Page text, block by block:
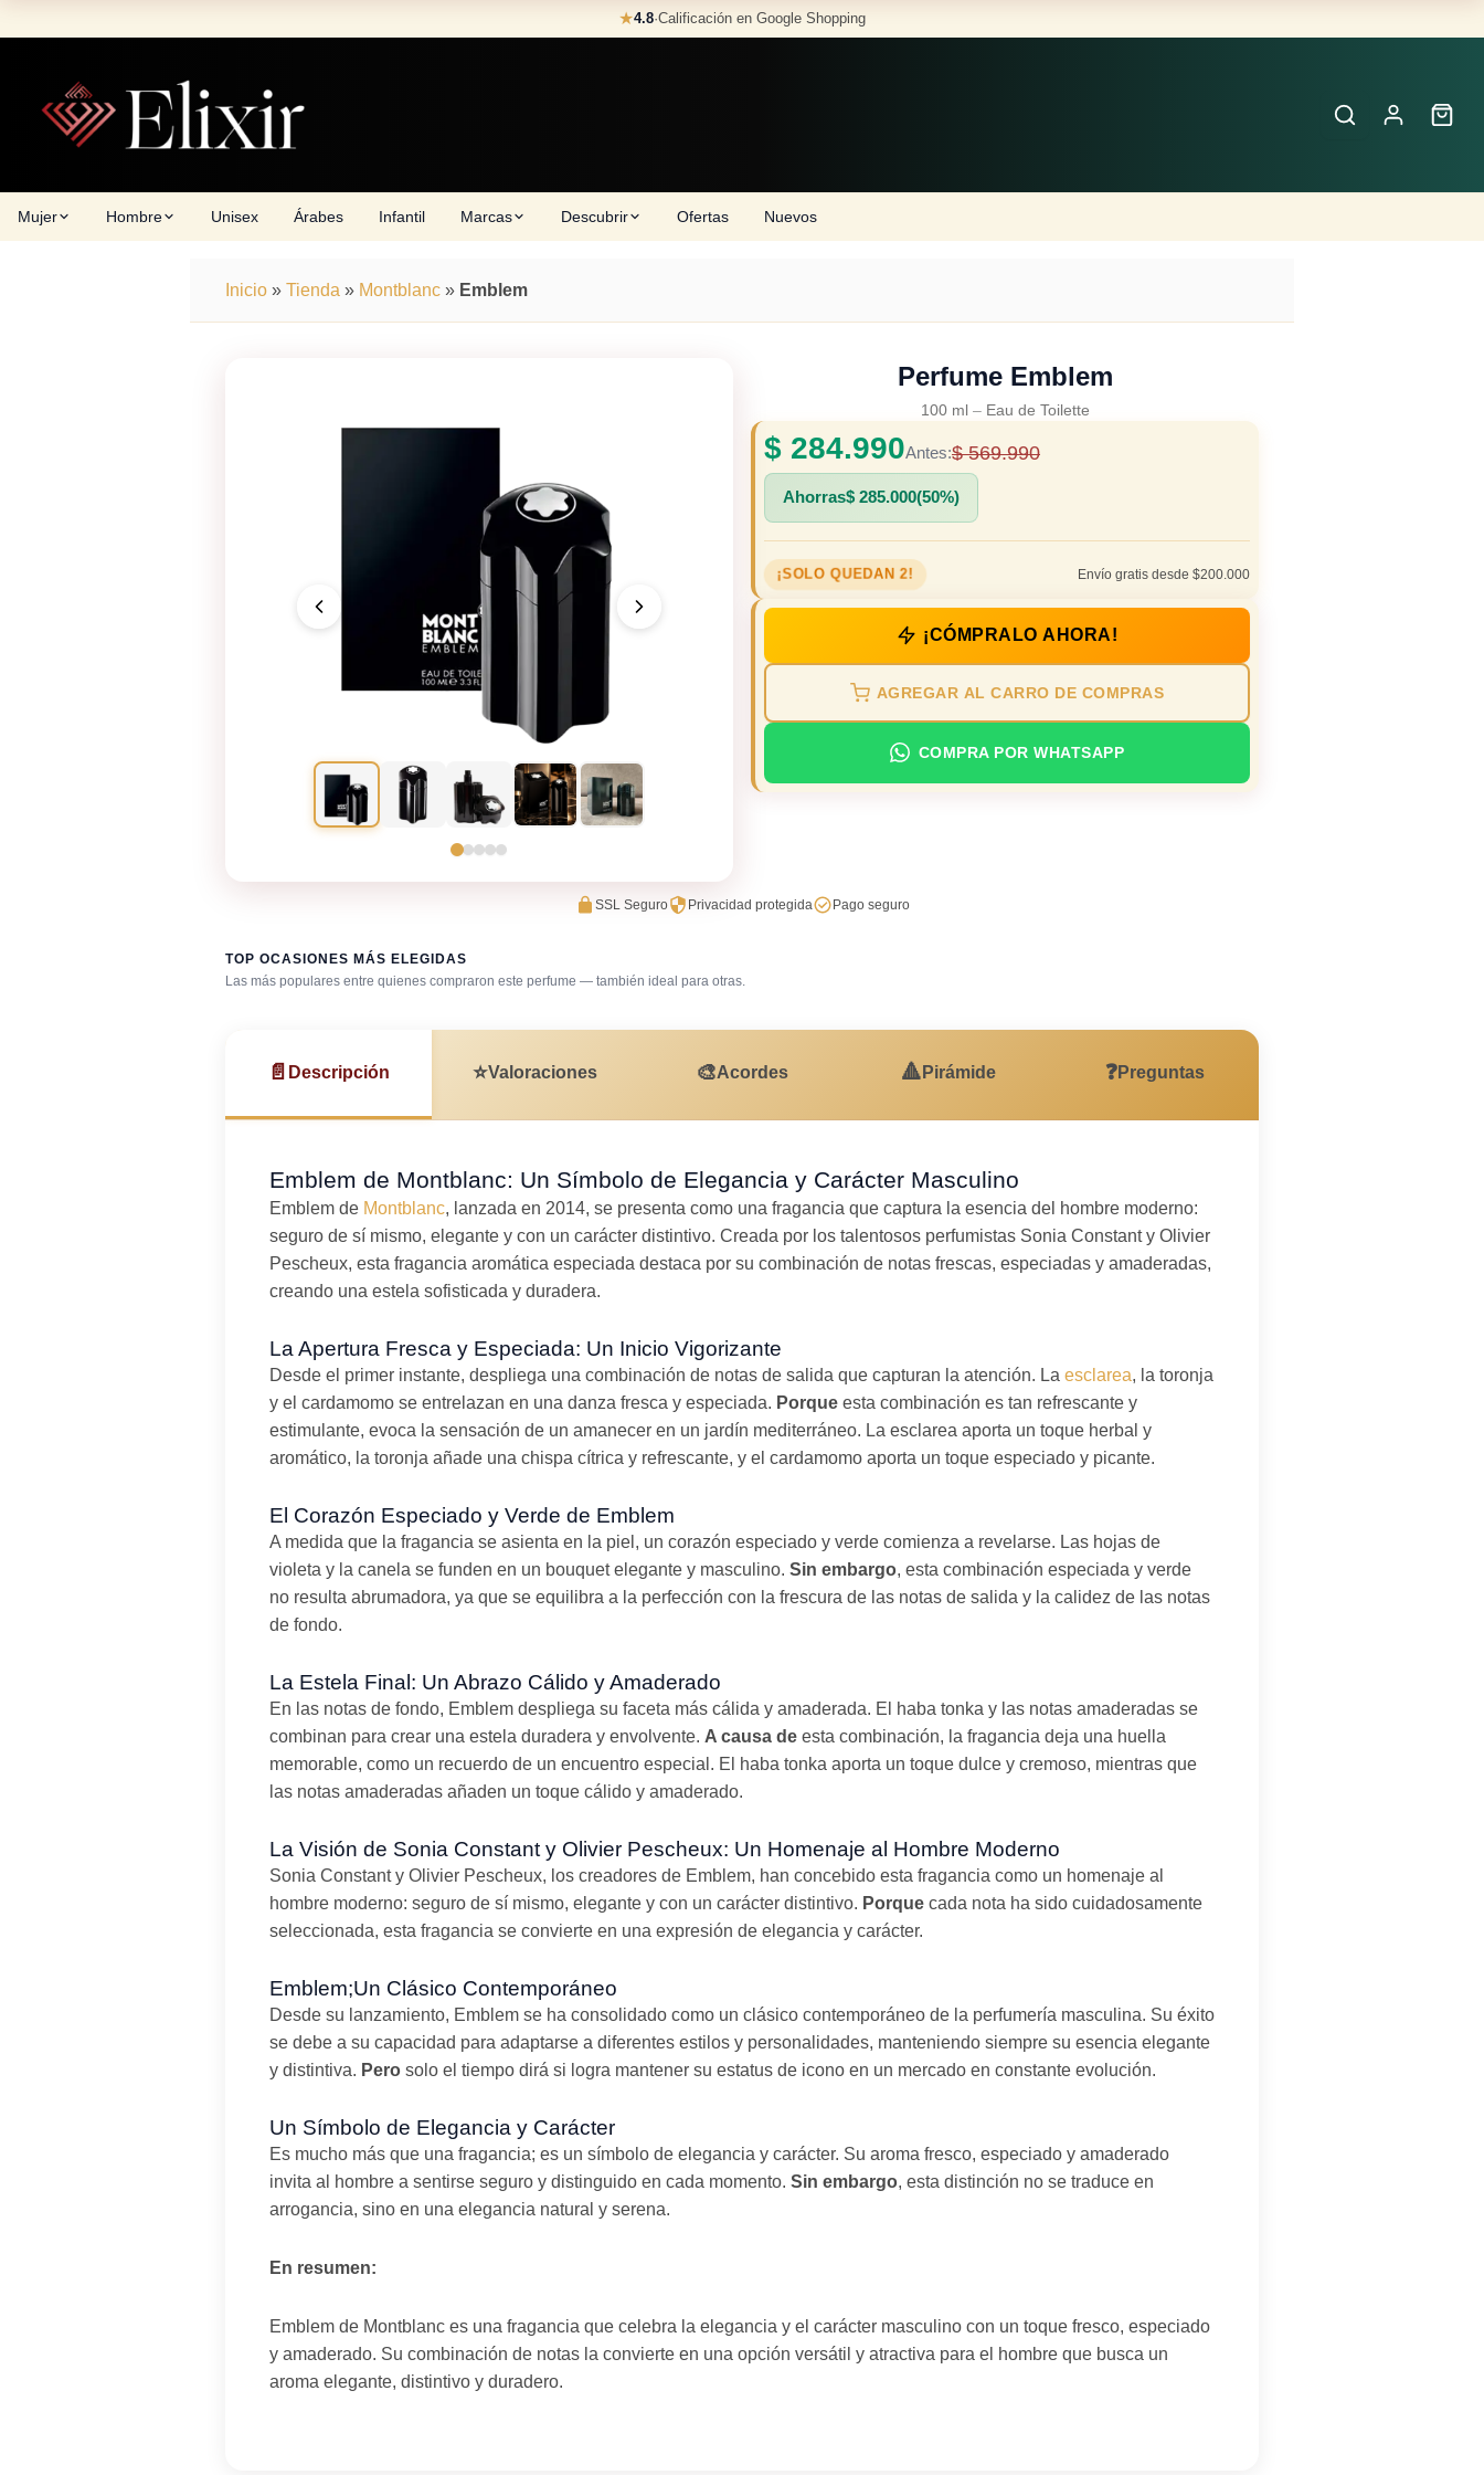
to
★4.8·Calificación en Google Shopping
Mujer Hombre Unisex Árabes Infantil Marcas Descubrir Ofertas Nuevos
Inicio » Tienda » Montblanc » Emblem
Perfume Emblem
100 ml – Eau de Toilette
$ 284.990Antes:$569.990
Ahorras$ 285.000(50%)
¡SOLO QUEDAN 2! Envío gratis desde $200.000
¡CÓMPRALO AHORA!
AGREGAR AL CARRO DE COMPRAS
COMPRA POR WHATSAPP
SSL Seguro Privacidad protegida Pago seguro
TOP OCASIONES MÁS ELEGIDAS
Las más populares entre quienes compraron este perfume — también ideal para otras.
Cena romántica Trabajo en oficina
📄 Descripción ⭐Valoraciones 🎨Acordes 🔺 Pirámide ❓Preguntas
Emblem de Montblanc: Un Símbolo de Elegancia y Carácter Masculino
Emblem de Montblanc, lanzada en 2014, se presenta como una fragancia que captura la esencia del hombre moderno:
seguro de sí mismo, elegante y con un carácter distintivo. Creada por los talentosos perfumistas Sonia Constant y Olivier
Pescheux, esta fragancia aromática especiada destaca por su combinación de notas frescas, especiadas y amaderadas,
creando una estela sofisticada y duradera.
La Apertura Fresca y Especiada: Un Inicio Vigorizante
Desde el primer instante, despliega una combinación de notas de salida que capturan la atención. La esclarea, la toronja
y el cardamomo se entrelazan en una danza fresca y especiada. Porque esta combinación es tan refrescante y
estimulante, evoca la sensación de un amanecer en un jardín mediterráneo. La esclarea aporta un toque herbal y
aromático, la toronja añade una chispa cítrica y refrescante, y el cardamomo aporta un toque especiado y picante.
El Corazón Especiado y Verde de Emblem
A medida que la fragancia se asienta en la piel, un corazón especiado y verde comienza a revelarse. Las hojas de
violeta y la canela se funden en un bouquet elegante y masculino. Sin embargo, esta combinación especiada y verde
no resulta abrumadora, ya que se equilibra a la perfección con la frescura de las notas de salida y la calidez de las notas
de fondo.
La Estela Final: Un Abrazo Cálido y Amaderado
En las notas de fondo, Emblem despliega su faceta más cálida y amaderada. El haba tonka y las notas amaderadas se
combinan para crear una estela duradera y envolvente. A causa de esta combinación, la fragancia deja una huella
memorable, como un recuerdo de un encuentro especial. El haba tonka aporta un toque dulce y cremoso, mientras que
las notas amaderadas añaden un toque cálido y amaderado.
La Visión de Sonia Constant y Olivier Pescheux: Un Homenaje al Hombre Moderno
Sonia Constant y Olivier Pescheux, los creadores de Emblem, han concebido esta fragancia como un homenaje al
hombre moderno: seguro de sí mismo, elegante y con un carácter distintivo. Porque cada nota ha sido cuidadosamente
seleccionada, esta fragancia se convierte en una expresión de elegancia y carácter.
Emblem;Un Clásico Contemporáneo
Desde su lanzamiento, Emblem se ha consolidado como un clásico contemporáneo de la perfumería masculina. Su éxito
se debe a su capacidad para adaptarse a diferentes estilos y personalidades, manteniendo siempre su esencia elegante
y distintiva. Pero solo el tiempo dirá si logra mantener su estatus de icono en un mercado en constante evolución.
Un Símbolo de Elegancia y Carácter
Es mucho más que una fragancia; es un símbolo de elegancia y carácter. Su aroma fresco, especiado y amaderado
invita al hombre a sentirse seguro y distinguido en cada momento. Sin embargo, esta distinción no se traduce en
arrogancia, sino en una elegancia natural y serena.
En resumen:
Emblem de Montblanc es una fragancia que celebra la elegancia y el carácter masculino con un toque fresco, especiado
y amaderado. Su combinación de notas la convierte en una opción versátil y atractiva para el hombre que busca un
aroma elegante, distintivo y duradero.